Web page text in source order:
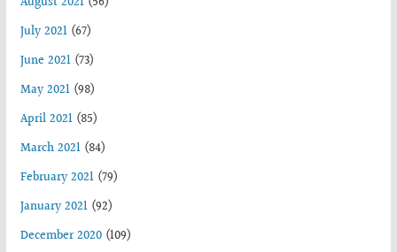
July 2021(67)
June 2021(73)
May 2021(98)
April 2021(85)
March 2021(84)
February 2021(79)
January 2021(92)
December 2020(109)